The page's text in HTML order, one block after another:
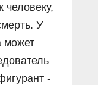
человеку,
У
может
-